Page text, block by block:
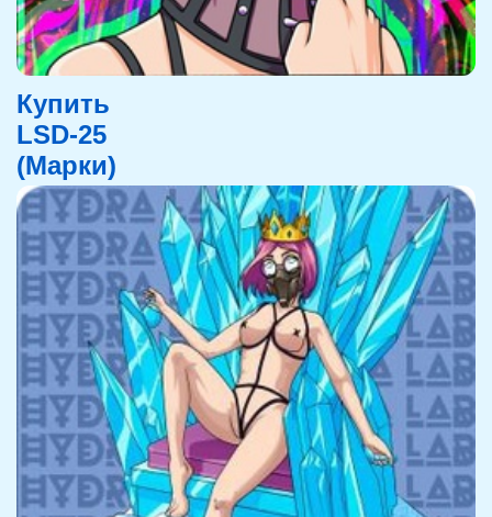
Купить
LSD-25
(Марки)